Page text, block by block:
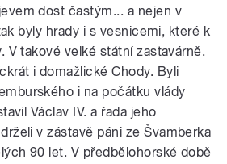
dost častým... a nejen v
byly hrady i s vesnicemi, které k
V takové velké státní zastavárně.
i domažlické Chody. Byli
i na počátku vlády
Václav IV. a řada jeho
v zástavě páni ze Švamberka
90 let. V předbělohorské době